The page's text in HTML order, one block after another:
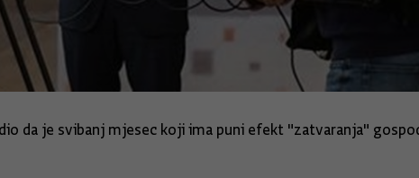
da je svibanj mjesec koji ima puni efekt "zatvaranja"